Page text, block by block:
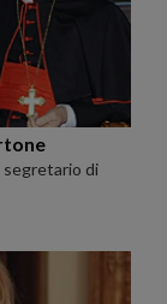
segretario di